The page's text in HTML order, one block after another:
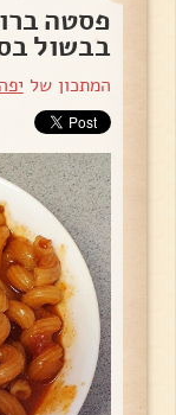
פסטה
בבשול
המתכון של